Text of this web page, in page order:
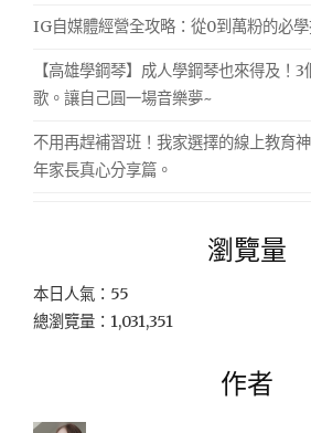
IG自媒體經營全攻略：從0到萬粉的必學
【高雄學鋼琴】成人學鋼琴也來得及！
歌。讓自己圓一場音樂夢~
不用再趕補習班！我家選擇的線上教育
年家長真心分享篇。
瀏覽量
本日人氣：55
總瀏覽量：1,031,351
作者